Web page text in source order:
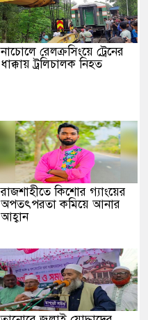
নাচোলে রেলক্রসিংয়ে ট্রেনের
ধাক্কায় ট্রলিচালক নিহত
রাজশাহীতে কিশোর গ্যাংয়ের
অপতৎপরতা কমিয়ে আনার
আহ্বান